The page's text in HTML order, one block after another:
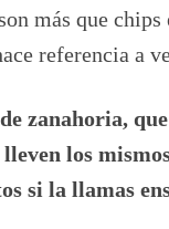
más que
referencia a
zanahoria,
los
si la llamas